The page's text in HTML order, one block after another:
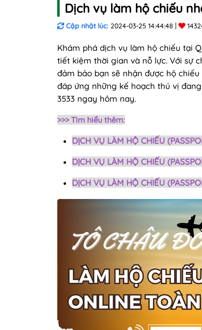
Dịch vụ làm hộ chiếu
Cập nhật lúc: 2024-03-25 14:44:48
Khám phá dịch vụ làm hộ chiếu tại
tiết kiệm thời gian và nỗ lực. Với sự
đảm bảo bạn sẽ nhận được hộ
đáp ứng những kế hoạch thú vị
3533 ngay hôm nay.
>>> Tìm hiểu thêm:
DỊCH VỤ LÀM HỘ CHIẾU
DỊCH VỤ LÀM HỘ CHIẾU
DỊCH VỤ LÀM HỘ CHIẾU